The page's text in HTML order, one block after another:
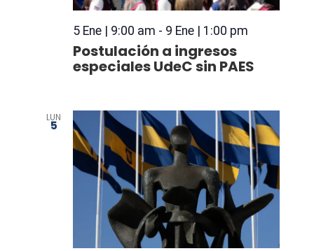
5 Ene | 9:00 am - 9 Ene | 1:00 pm
Postulación a ingresos
especiales UdeC sin PAES
LUN
5